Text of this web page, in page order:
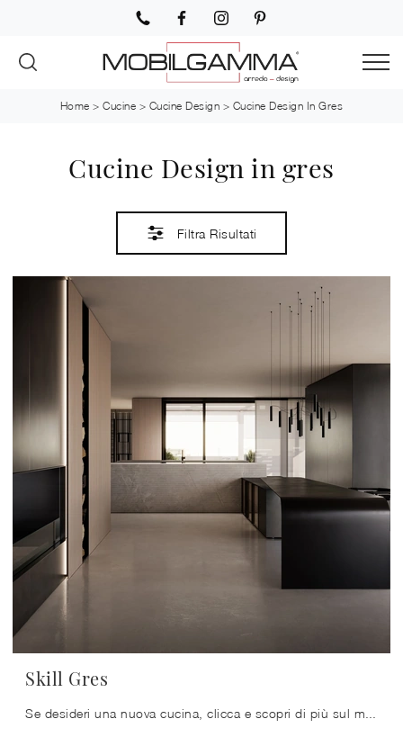
Home >Cucine > Cucine Design > Cucine Design In Gres
Cucine Design in gres
Filtra Risultati
Skill Gres